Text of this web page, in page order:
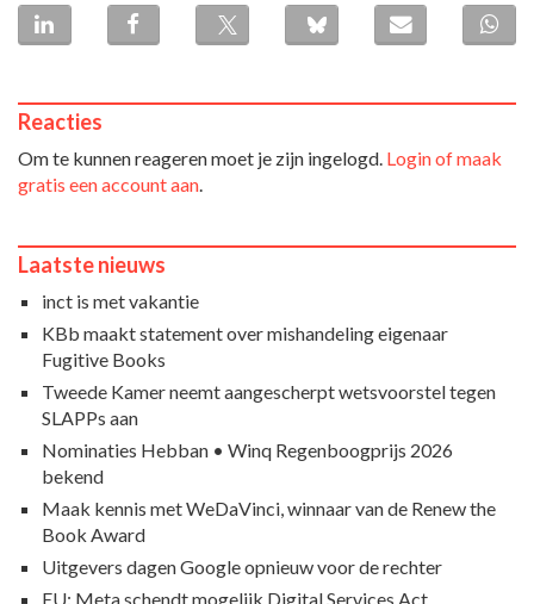
Reacties
Om te kunnen reageren moet je zijn ingelogd. Login of maak
gratis een account aan.
Laatste nieuws
inct is met vakantie
KBb maakt statement over mishandeling eigenaar
Fugitive Books
Tweede Kamer neemt aangescherpt wetsvoorstel tegen
SLAPPs aan
Nominaties Hebban • Winq Regenboogprijs 2026
bekend
Maak kennis met WeDaVinci, winnaar van de Renew the
Book Award
Uitgevers dagen Google opnieuw voor de rechter
EU: Meta schendt mogelijk Digital Services Act